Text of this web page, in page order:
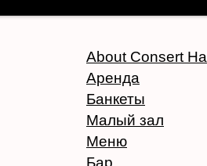
About Consert Hall
Аренда
Банкеты
Малый зал
Меню
Бар